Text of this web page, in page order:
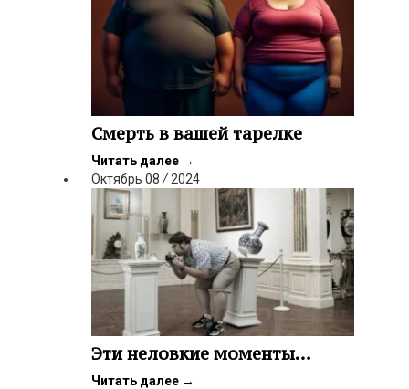
Смерть в вашей тарелке
Читать далее →
Октябрь 08/2024
Эти неловкие моменты…
Читать далее →